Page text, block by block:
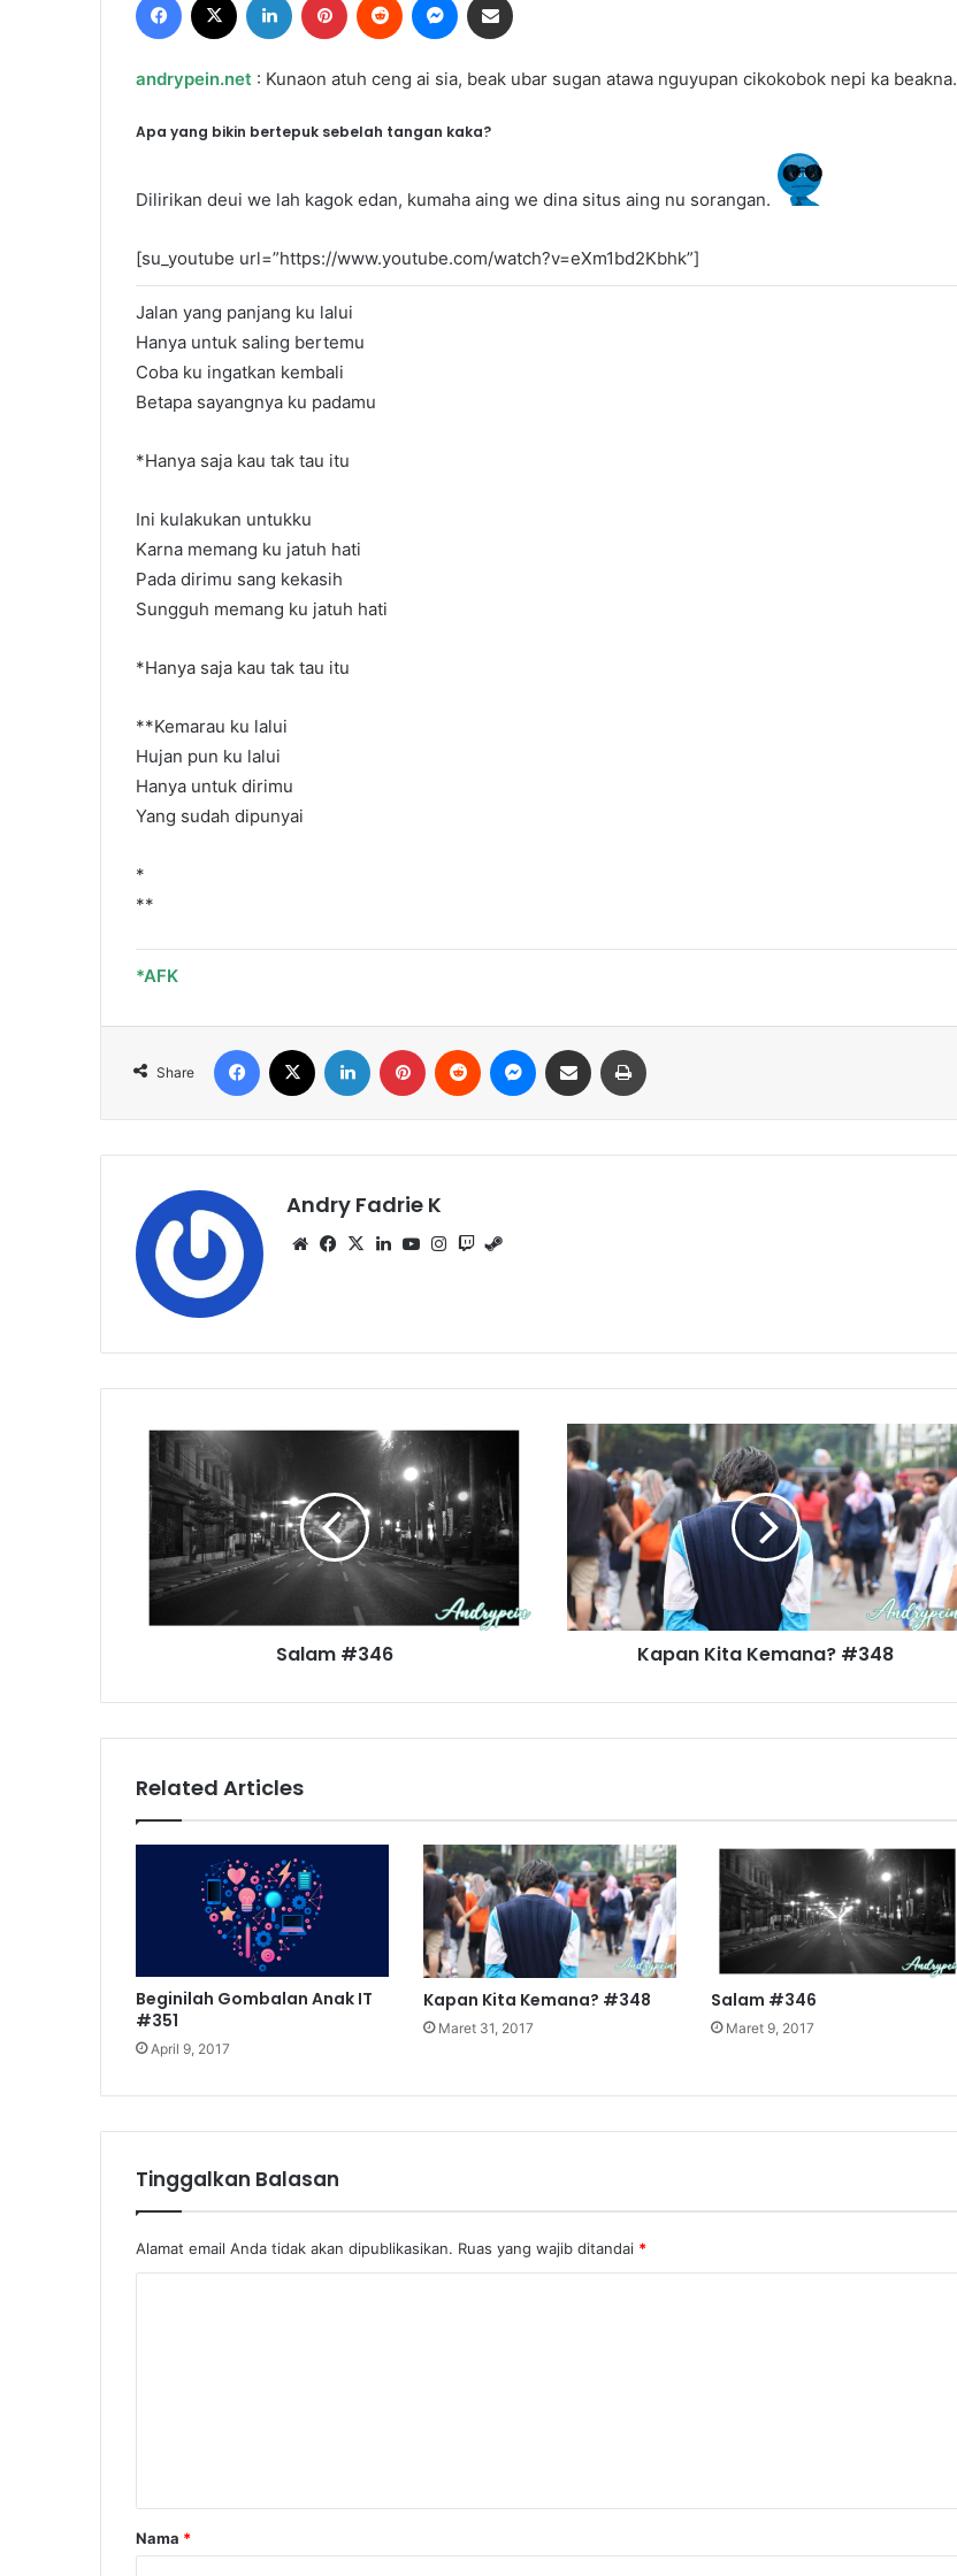
X
email
andrypein.net : Kunaon atuh ceng ai sia, beak ubar sugan atawa nguyupan cikokobok nepi ka beakna.
Apa yang bikin bertepuk sebelah tangan kaka?
Dilirikan deui we lah kagok edan, kumaha aing we dina situs aing nu sorangan.
[su_youtube url=”https://www.youtube.com/watch?v=eXm1bd2Kbhk”]
Jalan yang panjang ku lalui
Hanya untuk saling bertemu
Coba ku ingatkan kembali
Betapa sayangnya ku padamu
*Hanya saja kau tak tau itu
Ini kulakukan untukku
Karna memang ku jatuh hati
Pada dirimu sang kekasih
Sungguh memang ku jatuh hati
*Hanya saja kau tak tau itu
**Kemarau ku lalui
Hujan pun ku lalui
Hanya untuk dirimu
Yang sudah dipunyai
*
**
*AFK
Share
Facebook LinkedIn Pinterest Reddit Messenger
Share via Email
Andry Fadrie K
WebsiteFacebook
X LinkedInYouTube
Instagram
Twitch
Salam #346 Kapan Kita Kemana? #348
Related Articles
Beginilah Gombalan Anak IT
#351
April 9, 2017
Kapan Kita Kemana? #348
Maret 31, 2017
Salam #346
Maret 9, 2017
Tinggalkan Balasan
Alamat email Anda tidak akan dipublikasikan. Ruas yang wajib ditandai *
r
Nama *